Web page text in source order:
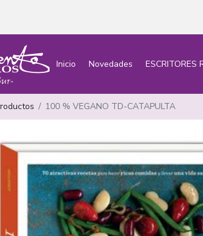
Inicio Novedades ESCRITORES
100 % VEGANO TD-CATAPULTA